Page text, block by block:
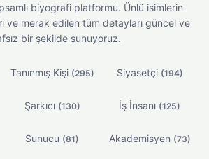
biyografi platformu. Ünlü isimlerin
ve merak edilen tüm detayları güncel ve
bir şekilde sunuyoruz.
Tanınmış Kişi (295) Siyasetçi (194)
Şarkıcı (130) İş İnsanı (125)
Sunucu (81) Akademisyen (73)